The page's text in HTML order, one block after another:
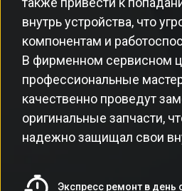
внутрь устройства, что
компонентам и
В фирменном сервисном
профессиональные
качественно проведут
оригинальные запчасти,
надежно защищал свои
Экспресс ремонт в день